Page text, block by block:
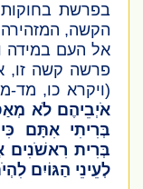
בפרשת
הקשה, המזהירה
אל העם במידה
פרשה קשה זו,
(ויקרא כו, מד-
אֹיְבֵיהֶם לֹא
בְּרִיתִי אִתָּם כִּי
בְּרִית רִאשֹׁנִים
לְעֵינֵי הַגּוֹיִם